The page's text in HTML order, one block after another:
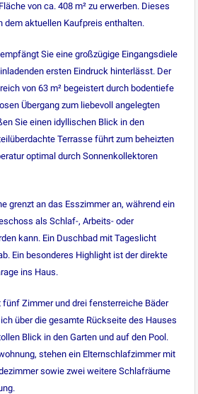
von ca. 408 m² zu erwerben. Dieses
dem aktuellen Kaufpreis enthalten.
Sie eine großzügige Eingangsdiele
ersten Eindruck hinterlässt. Der
von 63 m² begeistert durch bodentiefe
Übergang zum liebevoll angelegten
Sie einen idyllischen Blick in den
Terrasse führt zum beheizten
optimal durch Sonnenkollektoren
grenzt an das Esszimmer an, während ein
als Schlaf-, Arbeits- oder
kann. Ein Duschbad mit Tageslicht
Ein besonderes Highlight ist der direkte
ins Haus.
Zimmer und drei fensterreiche Bäder
über die gesamte Rückseite des Hauses
Blick in den Garten und auf den Pool.
stehen ein Elternschlafzimmer mit
sowie zwei weitere Schlafräume